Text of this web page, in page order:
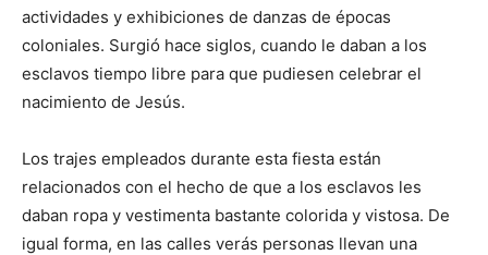
actividades y exhibiciones de danzas de épocas
coloniales. Surgió hace siglos, cuando le daban a los
esclavos tiempo libre para que pudiesen celebrar el
nacimiento de Jesús.
Los trajes empleados durante esta fiesta están
relacionados con el hecho de que a los esclavos les
daban ropa y vestimenta bastante colorida y vistosa. De
igual forma, en las calles verás personas llevan una